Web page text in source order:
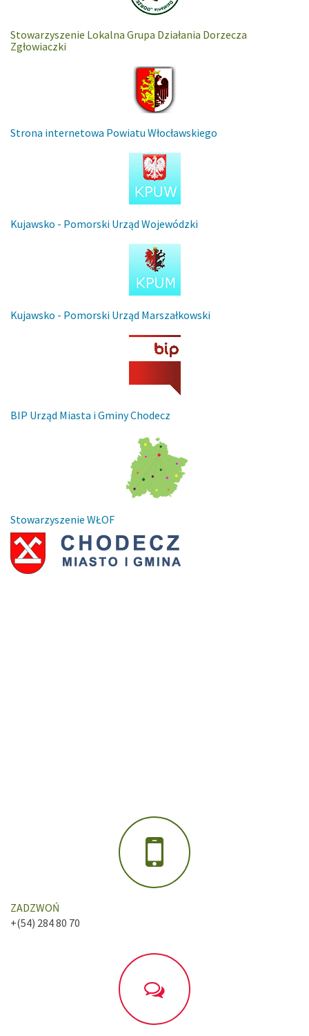
Stowarzyszenie Lokalna Grupa Działania Dorzecza
Zgłowiaczki
Strona internetowa Powiatu Włocławskiego
Kujawsko - Pomorski Urząd Wojewódzki
Kujawsko - Pomorski Urząd Marszałkowski
BIP Urząd Miasta i Gminy Chodecz
Stowarzyszenie WŁOF
ZADZWOŃ
+(54) 284 80 70